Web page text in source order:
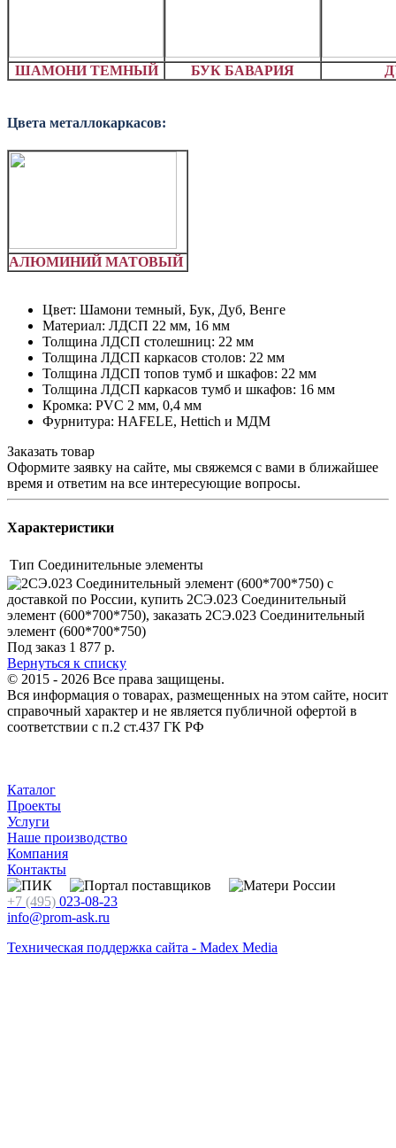
ШАМОНИ ТЕМНЫЙ БУК БАВАРИЯ
Цвета металлокаркасов:
АЛЮМИНИЙ МАТОВЫЙ
Цвет: Шамони темный, Бук, Дуб, Венге
Материал: ЛДСП 22 мм, 16 мм
Толщина ЛДСП столешниц: 22 мм
Толщина ЛДСП каркасов столов: 22 мм
Толщина ЛДСП топов тумб и шкафов: 22 мм
Толщина ЛДСП каркасов тумб и шкафов: 16 мм
Кромка: PVC 2 мм, 0,4 мм
Фурнитура: HAFELE, Hettich и МДМ
Заказать товар
Оформите заявку на сайте, мы свяжемся с вами в ближайшее
время и ответим на все интересующие вопросы.
Характеристики
Тип Соединительные элементы
Под заказ 1 877 р.
Вернуться к списку
© 2015 - 2026 Все права защищены.
Вся информация о товарах, размещенных на этом сайте, носит
справочный характер и не является публичной офертой в
соответствии с п.2 ст.437 ГК РФ
Каталог
Проекты
Услуги
Наше производство
Компания
Контакты
+7 (495) 023-08-23
info@prom-ask.ru
Техническая поддержка сайта - Madex Media